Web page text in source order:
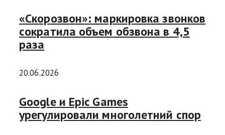
«Скорозвон»: маркировка звонков
сократила объем обзвона в 4,5
раза
20.06.2026
Google и Epic Games
урегулировали многолетний спор